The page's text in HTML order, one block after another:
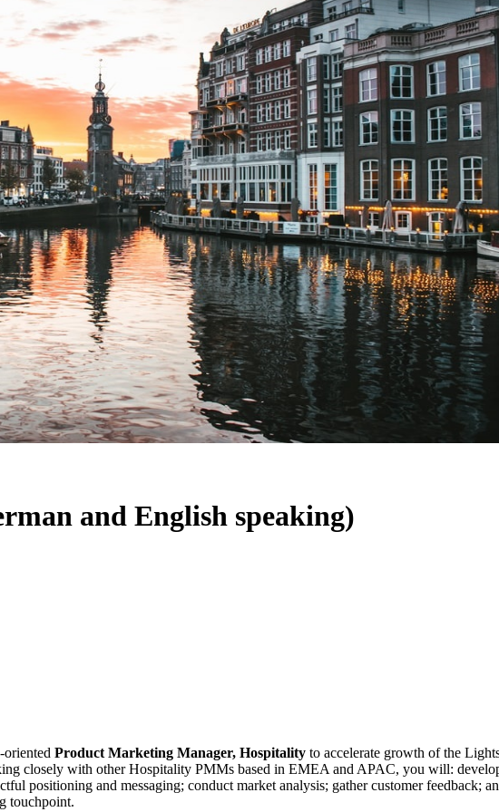
and English speaking)
oriented Product Marketing Manager, Hospitality to accelerate growth of the
closely with other Hospitality PMMs based in EMEA and APAC, you will:
positioning and messaging; conduct market analysis; gather customer feedback;
touchpoint.